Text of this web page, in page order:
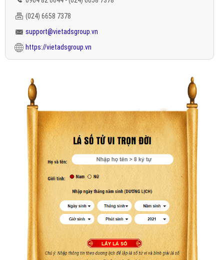
(024) 6658 7378
support@vietadsgroup.vn
https://vietadsgroup.vn